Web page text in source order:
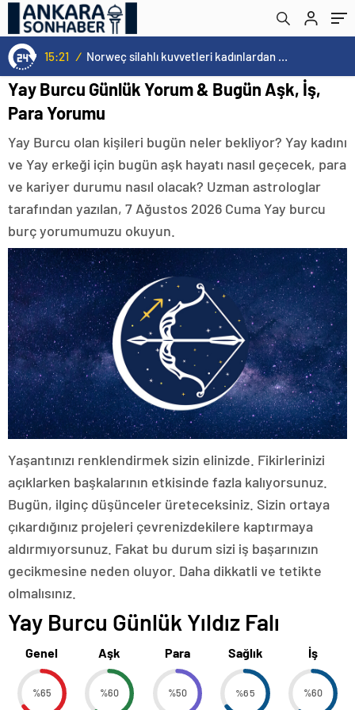
15:21 / Norweç silahlı kuvvetleri kadınlardan oluşan özel kuvvetler eğitimlerini başlattı.
Yay Burcu Günlük Yorum & Bugün Aşk, İş,
Para Yorumu
Yay Burcu olan kişileri bugün neler bekliyor? Yay kadını
ve Yay erkeği için bugün aşk hayatı nasıl geçecek, para
ve kariyer durumu nasıl olacak? Uzman astrologlar
tarafından yazılan, 7 Ağustos 2026 Cuma Yay burcu
burç yorumumuzu okuyun.
Yaşantınızı renklendirmek sizin elinizde. Fikirlerinizi
açıklarken başkalarının etkisinde fazla kalıyorsunuz.
Bugün, ilginç düşünceler üreteceksiniz. Sizin ortaya
çıkardığınız projeleri çevrenizdekilere kaptırmaya
aldırmıyorsunuz. Fakat bu durum sizi iş başarınızın
gecikmesine neden oluyor. Daha dikkatli ve tetikte
olmalısınız.
Yay Burcu Günlük Yıldız Falı
Genel
%65
Aşk
%60
Para
%50
Sağlık
%65
İş
%60